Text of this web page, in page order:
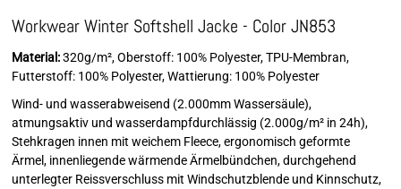
Workwear Winter Softshell Jacke - Color JN853
Material:320g/m², Oberstoff: 100% Polyester, TPU-Membran,
Futterstoff: 100% Polyester, Wattierung: 100% Polyester
Wind- und wasserabweisend (2.000mm Wassersäule),
atmungsaktiv und wasserdampfdurchlässig (2.000g/m² in 24h),
Stehkragen innen mit weichem Fleece, ergonomisch geformte
Ärmel, innenliegende wärmende Ärmelbündchen, durchgehend
unterlegter Reissverschluss mit Windschutzblende und Kinnschutz,